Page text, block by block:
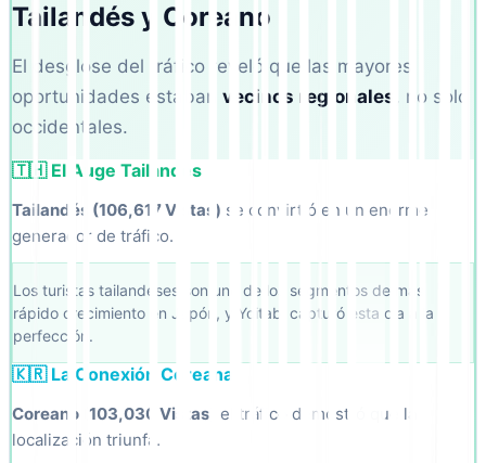
Tailandés y Coreano
El desglose del tráfico reveló que las mayores
oportunidades estaban vecinos regionales
, no solo
occidentales.
🇹🇭 El Auge Tailandés
Tailandés (106,617 Vistas) se convirtió en un enorme
generador de tráfico.
Los turistas tailandeses son uno de los segmentos de más
rápido crecimiento en Japón, y Yoitabi capturó esta ola a la
perfección.
🇰🇷 La Conexión Coreana
Coreano (103,030 Vistas) el tráfico demostró que la
localización triunfa.